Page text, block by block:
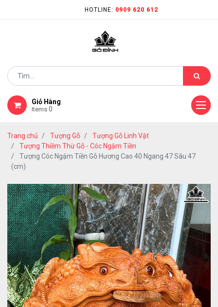
HOTLINE: 0909 620 612
Giỏ Hàng
Items 0
Trang chủ Tượng Gỗ
Tượng Gỗ Linh Vật
Tượng Thiềm Thừ Gỗ - Cóc Ngậm Tiền
Tượng Cóc Ngậm Tiền Gỗ Hương Cao 40 Ngang 47 Sâu 47
(cm)